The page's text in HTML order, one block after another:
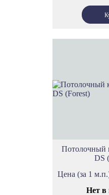
Потолочный
DS
Цена (за 1
Нет в